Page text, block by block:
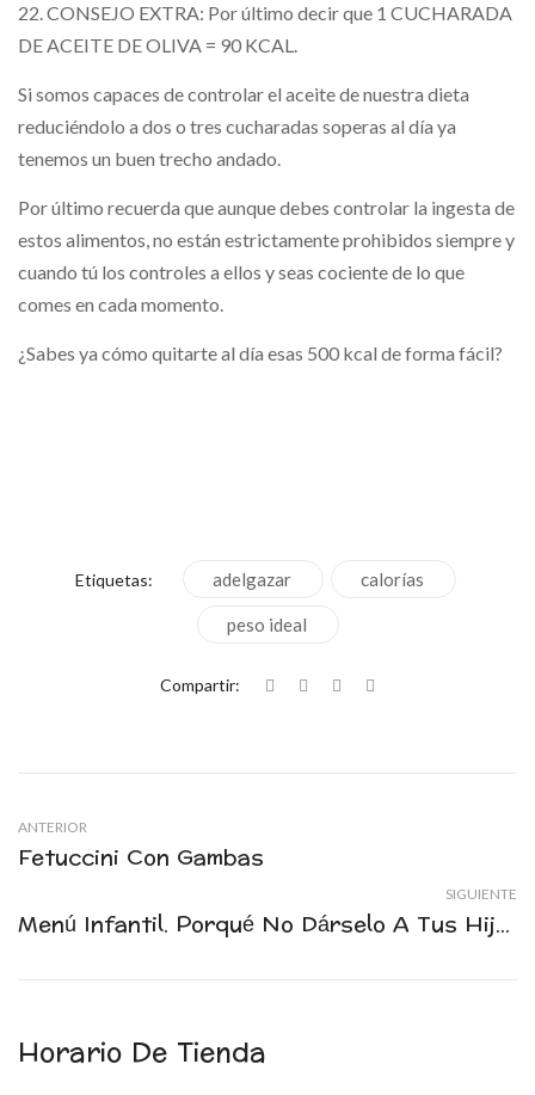
Horario De Tienda
22. CONSEJO EXTRA: Por último decir que 1 CUCHARADA
DE ACEITE DE OLIVA = 90 KCAL.
Si somos capaces de controlar el aceite de nuestra dieta
reduciéndolo a dos o tres cucharadas soperas al día ya
tenemos un buen trecho andado.
Por último recuerda que aunque debes controlar la ingesta de
estos alimentos, no están estrictamente prohibidos siempre y
cuando tú los controles a ellos y seas cociente de lo que
comes en cada momento.
¿Sabes ya cómo quitarte al día esas 500 kcal de forma fácil?
Etiquetas: adelgazar calorías
peso ideal
Compartir:
ANTERIOR
Fetuccini Con Gambas
SIGUIENTE
Menú Infantil. Porqué No Dárselo A Tus Hijos.